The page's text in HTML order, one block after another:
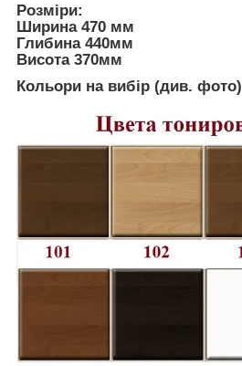
Розміри:
Ширина 470 мм
Глибина 440мм
Висота 370мм
Кольори на вибір (див. фото)